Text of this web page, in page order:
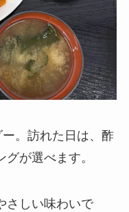
。訪れた日は、酢
が選べます。
さしい味わいで